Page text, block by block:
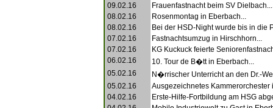
09.02.16
Frauenfastnacht beim SV Dielbach...
08.02.16
Rosenmontag in Eberbach...
08.02.16
Bei der HSD-Night wurde bis in die
07.02.16
Fastnachtsumzug in Hirschhorn...
07.02.16
KG Kuckuck feierte
06.02.16
10. Tour de B�tt in Eberbach...
05.02.16
N�rrischer Unterricht an den Dr.-
05.02.16
Ausgezeichnetes Kammerorchester
04.02.16
Erste-Hilfe-Fortbildung am HSG